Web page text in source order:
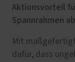
Aktionsvorteil
Spannrahmen
Mit
dafür, dass